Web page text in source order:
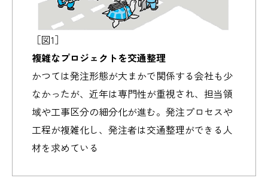
［図1］
複雑なプロジェクトを交通整理
かつては発注形態が大まかで関係する会社も少
なかったが、近年は専門性が重視され、担当領
域や工事区分の細分化が進む。発注プロセスや
工程が複雑化し、発注者は交通整理ができる人
材を求めている